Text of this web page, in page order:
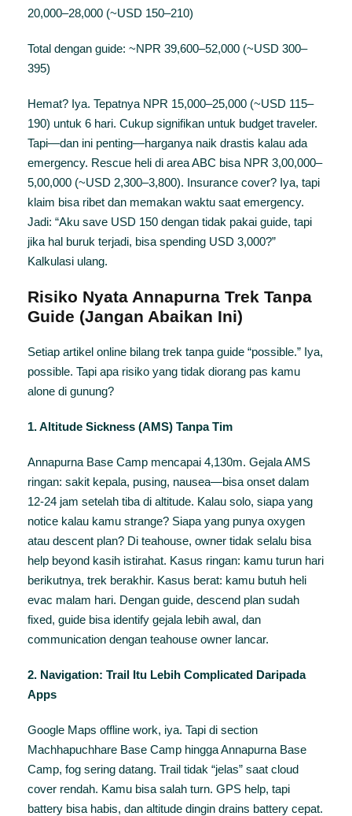
20,000–28,000 (~USD 150–210)
Total dengan guide: ~NPR 39,600–52,000 (~USD 300–
395)
Hemat? Iya. Tepatnya NPR 15,000–25,000 (~USD 115–
190) untuk 6 hari. Cukup signifikan untuk budget traveler.
Tapi—dan ini penting—harganya naik drastis kalau ada
emergency. Rescue heli di area ABC bisa NPR 3,00,000–
5,00,000 (~USD 2,300–3,800). Insurance cover? Iya, tapi
klaim bisa ribet dan memakan waktu saat emergency.
Jadi: “Aku save USD 150 dengan tidak pakai guide, tapi
jika hal buruk terjadi, bisa spending USD 3,000?”
Kalkulasi ulang.
Risiko Nyata Annapurna Trek Tanpa
Guide (Jangan Abaikan Ini)
Setiap artikel online bilang trek tanpa guide “possible.” Iya,
possible. Tapi apa risiko yang tidak diorang pas kamu
alone di gunung?
1. Altitude Sickness (AMS) Tanpa Tim
Annapurna Base Camp mencapai 4,130m. Gejala AMS
ringan: sakit kepala, pusing, nausea—bisa onset dalam
12-24 jam setelah tiba di altitude. Kalau solo, siapa yang
notice kalau kamu strange? Siapa yang punya oxygen
atau descent plan? Di teahouse, owner tidak selalu bisa
help beyond kasih istirahat. Kasus ringan: kamu turun hari
berikutnya, trek berakhir. Kasus berat: kamu butuh heli
evac malam hari. Dengan guide, descend plan sudah
fixed, guide bisa identify gejala lebih awal, dan
communication dengan teahouse owner lancar.
2. Navigation: Trail Itu Lebih Complicated Daripada
Apps
Google Maps offline work, iya. Tapi di section
Machhapuchhare Base Camp hingga Annapurna Base
Camp, fog sering datang. Trail tidak “jelas” saat cloud
cover rendah. Kamu bisa salah turn. GPS help, tapi
battery bisa habis, dan altitude dingin drains battery cepat.